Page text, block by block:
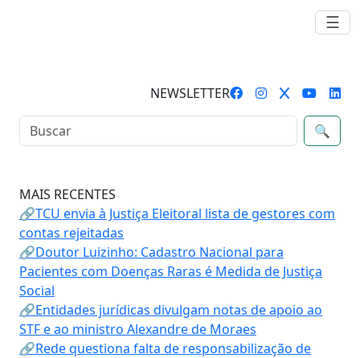
☰
NEWSLETTER
🔍
MAIS RECENTES
🔗TCU envia à Justiça Eleitoral lista de gestores com
contas rejeitadas
🔗Doutor Luizinho: Cadastro Nacional para
Pacientes com Doenças Raras é Medida de Justiça
Social
🔗Entidades jurídicas divulgam notas de apoio ao
STF e ao ministro Alexandre de Moraes
🔗Rede questiona falta de responsabilização de